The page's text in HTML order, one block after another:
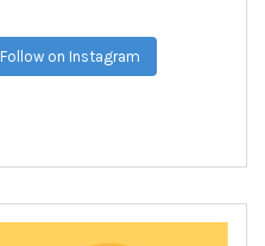
Follow on Instagram